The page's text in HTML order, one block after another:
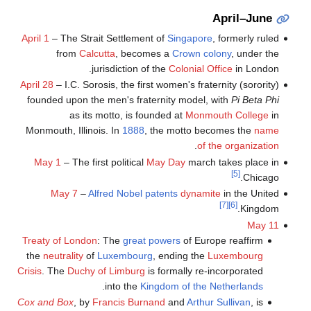
April–June
April 1 – The Strait Settlement of Singapore, formerly ruled
from Calcutta , becomes a Crown colony, under the
jurisdiction of the Colonial Officein London.
April 28 – I.C. Sorosis, the first women's fraternity (sorority)
founded upon the men's fraternity model, with Pi Beta Phi
as its motto, is founded at Monmouth Collegein
Monmouth, Illinois. In 1888, the motto becomes the name
of the organization
.
May 1 – The first political May Daymarch takes place in
Chicago.
[5]
May 7 –Alfred Nobel patents dynamitein the United
Kingdom.
[6]
[7]
May 11
Treaty of London: Thegreat powers of Europe reaffirm
the neutrality of Luxembourg , ending the Luxembourg
Crisis . The Duchy of Limburg is formally re-incorporated
into the Kingdom of the Netherlands
Cox and Box , by Francis Burnand andArthur Sullivan , is